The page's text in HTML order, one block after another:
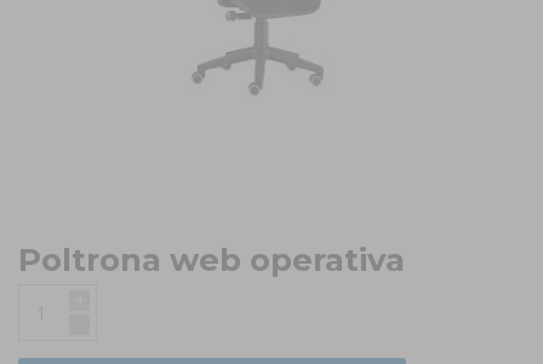
Poltrona web operativa